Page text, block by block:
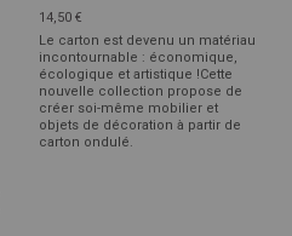
14,50 €
Le carton est devenu un matériau
incontournable : économique,
écologique et artistique !Cette
nouvelle collection propose de
créer soi-même mobilier et
objets de décoration à partir de
carton ondulé.